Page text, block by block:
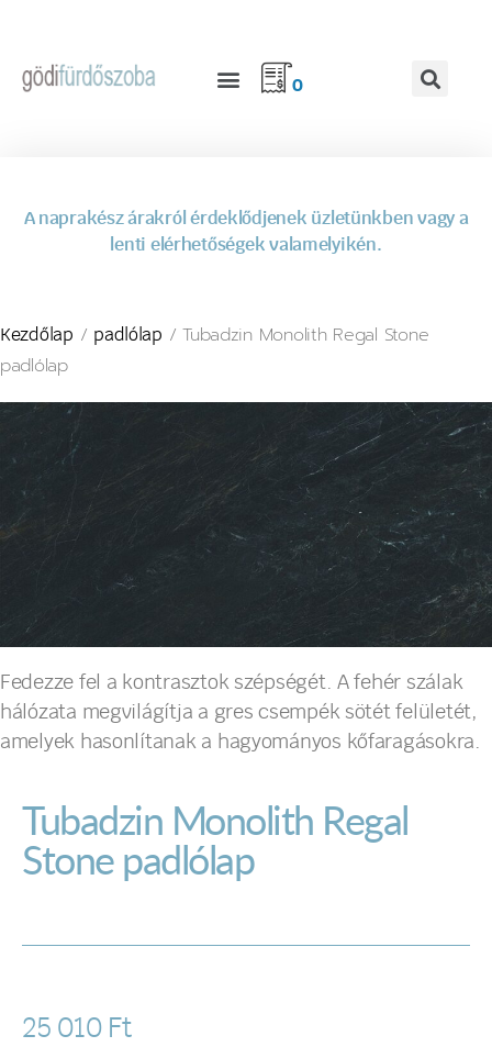
0
A naprakész árakról érdeklődjenek üzletünkben vagy a
lenti elérhetőségek valamelyikén.
Kezdőlap / padlólap / Tubadzin Monolith Regal Stone
padlólap
Fedezze fel a kontrasztok szépségét. A fehér szálak
hálózata megvilágítja a gres csempék sötét felületét,
amelyek hasonlítanak a hagyományos kőfaragásokra.
Tubadzin Monolith Regal
Stone padlólap
25 010 Ft